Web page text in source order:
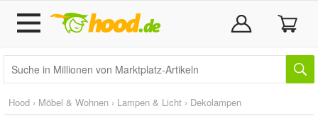
Hood › Möbel & Wohnen › Lampen & Licht › Dekolampen